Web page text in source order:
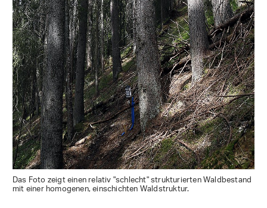
Das Foto zeigt einen relativ "schlecht" strukturierten Waldbestand
mit einer homogenen, einschichten Waldstruktur.